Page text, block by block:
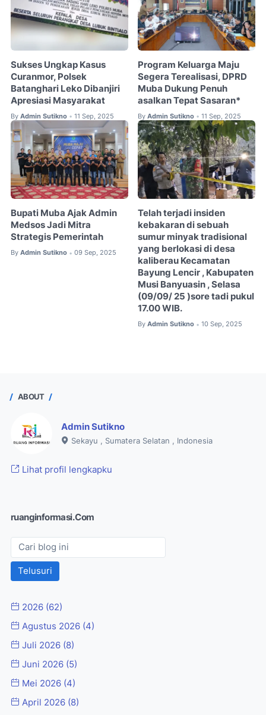
Sukses Ungkap Kasus
Curanmor, Polsek
Batanghari Leko Dibanjiri
Apresiasi Masyarakat
By Admin Sutikno • 11 Sep, 2025
Program Keluarga Maju
Segera Terealisasi, DPRD
Muba Dukung Penuh
asalkan Tepat Sasaran*
By Admin Sutikno • 11 Sep, 2025
Bupati Muba Ajak Admin
Medsos Jadi Mitra
Strategis Pemerintah
By Admin Sutikno • 09 Sep, 2025
Telah terjadi insiden
kebakaran di sebuah
sumur minyak tradisional
yang berlokasi di desa
kaliberau Kecamatan
Bayung Lencir , Kabupaten
Musi Banyuasin , Selasa
(09/09/ 25 )sore tadi pukul
17.00 WIB.
By Admin Sutikno • 10 Sep, 2025
ABOUT
Admin Sutikno
Sekayu , Sumatera Selatan , Indonesia
Lihat profil lengkapku
ruanginformasi. Com
2026 (62)
Agustus 2026 (4)
Juli 2026 (8)
Juni 2026 (5)
Mei 2026 (4)
April 2026 (8)